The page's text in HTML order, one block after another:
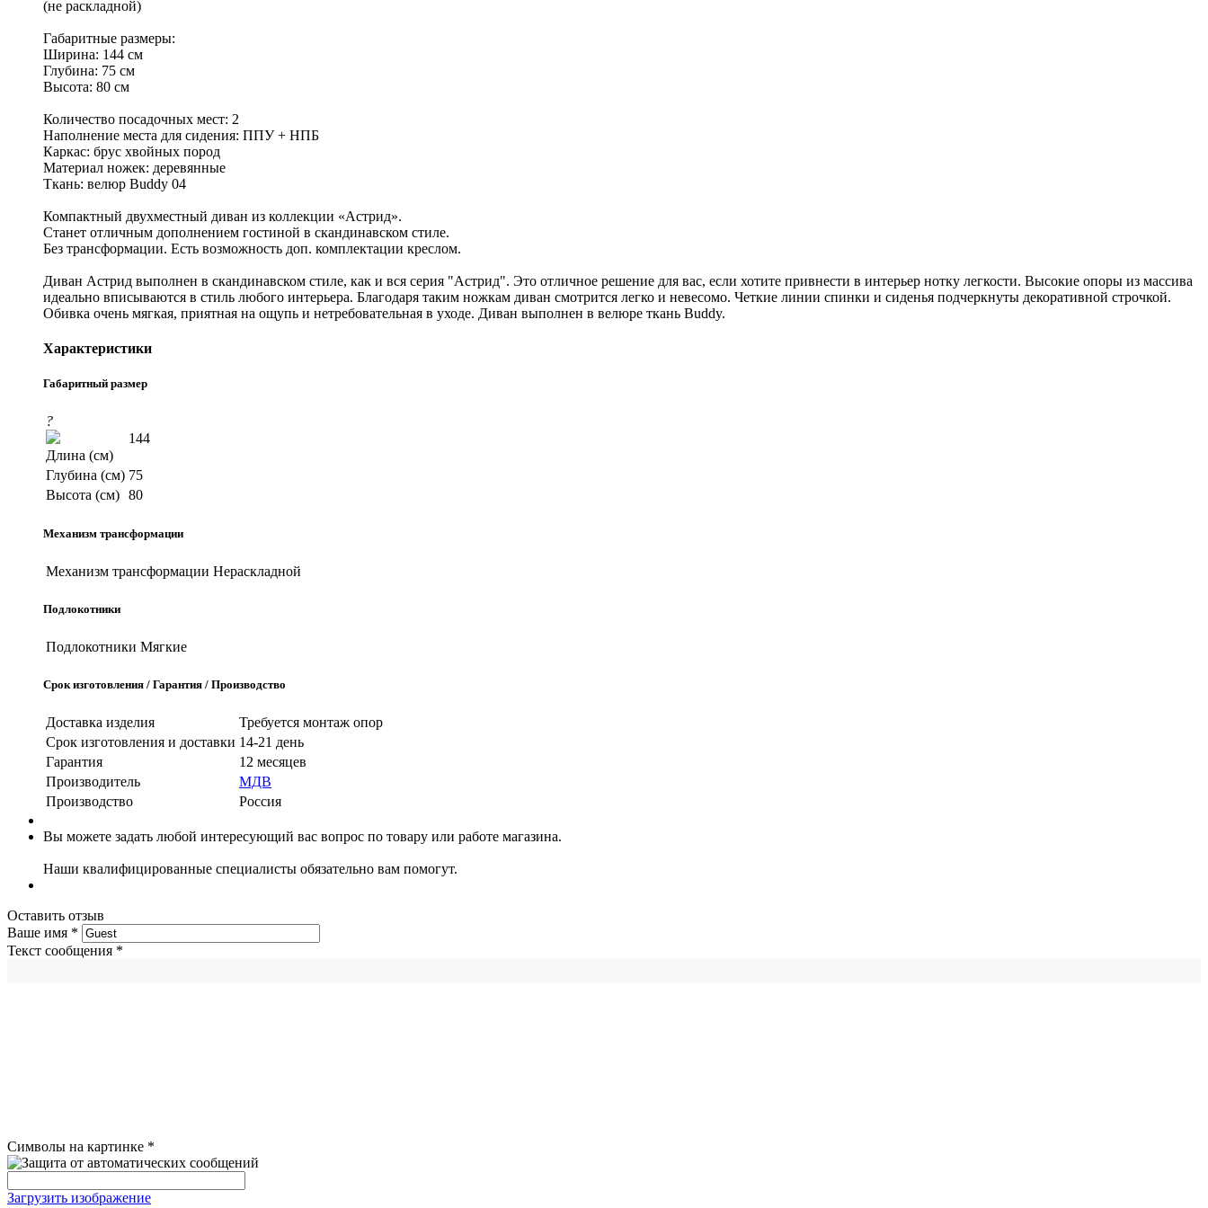
(не раскладной)
Габаритные размеры:
Ширина: 144 см
Глубина: 75 см
Высота: 80 см
Количество посадочных мест: 2
Наполнение места для сидения: ППУ + НПБ
Каркас: брус хвойных пород
Материал ножек: деревянные
Ткань: велюр Buddy 04
Компактный двухместный диван из коллекции «Астрид».
Станет отличным дополнением гостиной в скандинавском стиле.
Без трансформации. Есть возможность доп. комплектации креслом.
Диван Астрид выполнен в скандинавском стиле, как и вся серия "Астрид". Это отличное решение для вас, если хотите привнести в интерьер нотку легкости. Высокие опоры из массива
идеально вписываются в стиль любого интерьера. Благодаря таким ножкам диван смотрится легко и невесомо. Четкие линии спинки и сиденья подчеркнуты декоративной строчкой.
Обивка очень мягкая, приятная на ощупь и нетребовательная в уходе. Диван выполнен в велюре ткань Buddy.
Характеристики
Габаритный размер
?
Длина (см)
144
Глубина (см) 75
Высота (см) 80
Механизм трансформации
Механизм трансформации Нераскладной
Подлокотники
Подлокотники Мягкие
Срок изготовления / Гарантия / Производство
Доставка изделия
Требуется монтаж опор
Срок изготовления и доставки 14-21 день
Гарантия
12 месяцев
Производитель
МДВ
Производство
Россия
Вы можете задать любой интересующий вас вопрос по товару или работе магазина.
Наши квалифицированные специалисты обязательно вам помогут.
Оставить отзыв
Ваше имя *
Текст сообщения *
Символы на картинке *
Загрузить изображение